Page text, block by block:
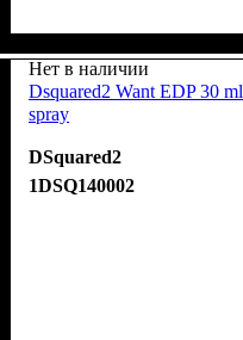
Нет в наличии
Dsquared2 Want EDP 30 ml
spray
DSquared2
1DSQ140002